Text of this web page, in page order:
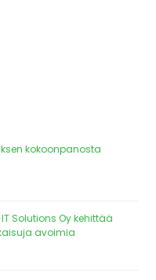
kokoonpanosta
Solutions Oy kehittää
avoimia